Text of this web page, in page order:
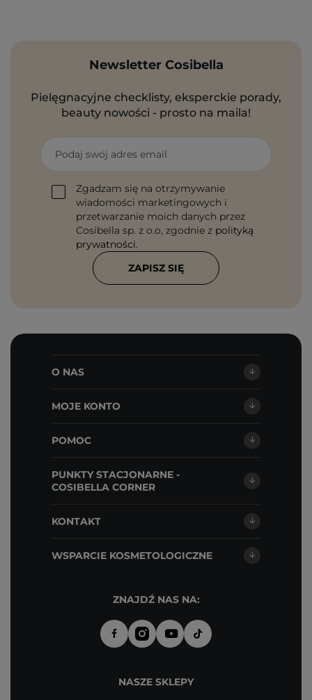
Newsletter Cosibella
Pielęgnacyjne checklisty, eksperckie porady,
beauty nowości - prosto na maila!
Podaj swój adres email
Zgadzam się na otrzymywanie
wiadomości marketingowych i
przetwarzanie moich danych przez
Cosibella sp. z o.o, zgodnie z polityką
prywatności.
ZAPISZ SIĘ
O NAS
MOJE KONTO
POMOC
PUNKTY STACJONARNE -
COSIBELLA CORNER
KONTAKT
WSPARCIE KOSMETOLOGICZNE
ZNAJDŹ NAS NA:
NASZE SKLEPY